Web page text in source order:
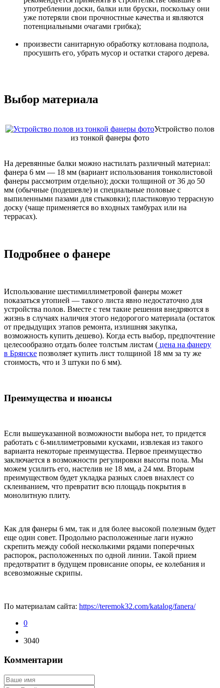
употреблении доски, балки или бруски, поскольку они
уже потеряли свои прочностные качества и являются
потенциальными очагами грибка);
произвести санитарную обработку котлована подпола,
просушить его, убрать мусор и остатки старого дерева.
Выбор материала
Устройство полов
из тонкой фанеры фото
На деревянные балки можно настилать различный материал:
фанера 6 мм — 18 мм (вариант использования тонколистовой
фанеры рассмотрим отдельно); доски толщиной от 36 до 50
мм (обычные (подешевле) и специальные половые с
выпиленными пазами для стыковки); пластиковую террасную
доску (чаще применяется во входных тамбурах или на
террасах).
Подробнее о фанере
Использование шестимиллиметровой фанеры может
показаться утопией — такого листа явно недостаточно для
устройства полов. Вместе с тем такие решения внедряются в
жизнь в случаях наличия этого недорогого материала (остаток
от предыдущих этапов ремонта, излишняя закупка,
возможность купить дешево). Когда есть выбор, предпочтение
целесообразно отдать более толстым листам ( цена на фанеру
в Брянске позволяет купить лист толщиной 18 мм за ту же
стоимость, что и 3 штуки по 6 мм).
Преимущества и нюансы
Если вышеуказанной возможности выбора нет, то придется
работать с 6-миллиметровыми кусками, извлекая из такого
варианта некоторые преимущества. Первое преимущество
заключается в возможности регулировки высоты пола. Мы
можем усилить его, настелив не 18 мм, а 24 мм. Вторым
преимуществом будет укладка разных слоев внахлест со
склеиванием, что превратит всю площадь покрытия в
монолитную плиту.
Как для фанеры 6 мм, так и для более высокой полезным будет
еще один совет. Продольно расположенные лаги нужно
скрепить между собой несколькими рядами поперечных
распорок, расположенных по одной линии. Такой прием
предотвратит в будущем провисание опоры, ее колебания и
всевозможные скрипы.
По материалам сайта: https://teremok32.com/katalog/fanera/
0
3040
Комментарии